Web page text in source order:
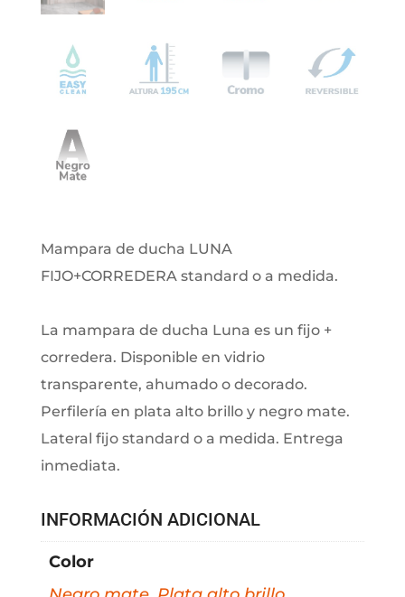
Mampara de ducha LUNA
FIJO+CORREDERA standard o a medida.
La mampara de ducha Luna es un fijo +
corredera. Disponible en vidrio
transparente, ahumado o decorado.
Perfilería en plata alto brillo y negro mate.
Lateral fijo standard o a medida. Entrega
inmediata.
INFORMACIÓN ADICIONAL
Color